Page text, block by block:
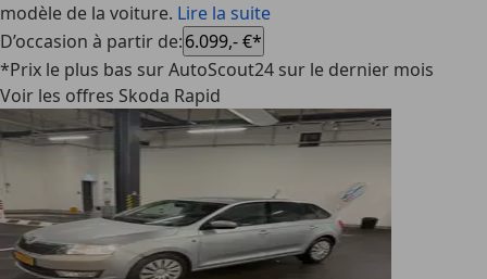
modèle de la voiture. Lire la suite
D’occasion à partir de:6.099,- €*
*Prix le plus bas sur AutoScout24 sur le dernier mois
Voir les offres Skoda Rapid